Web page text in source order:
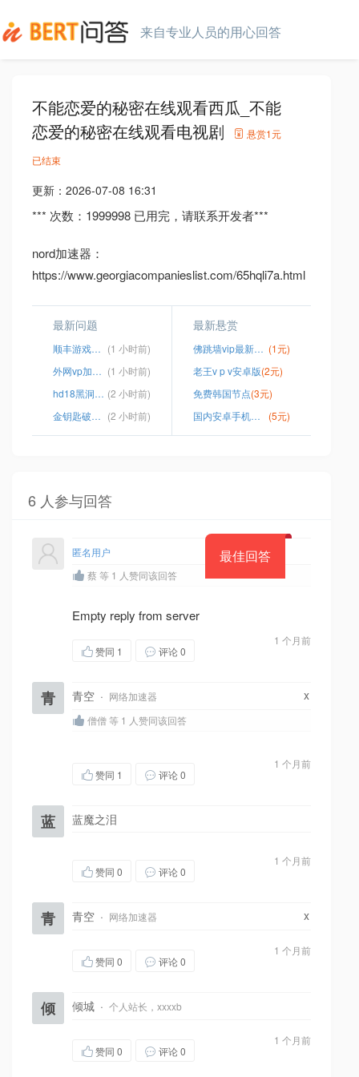
来自专业人员的用心回答
不能恋爱的秘密在线观看西瓜_不能
恋爱的秘密在线观看电视剧
悬赏1元
已结束
更新： 2026-07-08 16:31
*** 次数：1999998 已用完，请联系开发者***
nord加速器：
https://www.georgiacompanieslist.com/65hqli7a.html
最新问题
顺丰游戏看片加速器 (1 小时前)
外网vp加速器app (1 小时前)
hd18黑洞加速器 (2 小时前)
金钥匙破解版 (2 小时前)
最新悬赏
佛跳墙vip最新破解版2. (1元)
老王v p v安卓版(2元)
免费韩国节点(3元)
国内安卓手机怎么上ins
(5元)
6 人参与回答
最佳回答
匿名用户
蔡 等 1 人赞同该回答
Empty reply from server
1 个月前
赞同 1 评论 0
青 青空 · 网络加速器 x
僧僧 等 1 人赞同该回答
1 个月前
赞同 1 评论 0
蓝 蓝魔之泪
1 个月前
赞同 0 评论 0
青 青空 · 网络加速器 x
1 个月前
赞同 0 评论 0
倾 倾城 · 个人站长，xxxxb
1 个月前
赞同 0 评论 0